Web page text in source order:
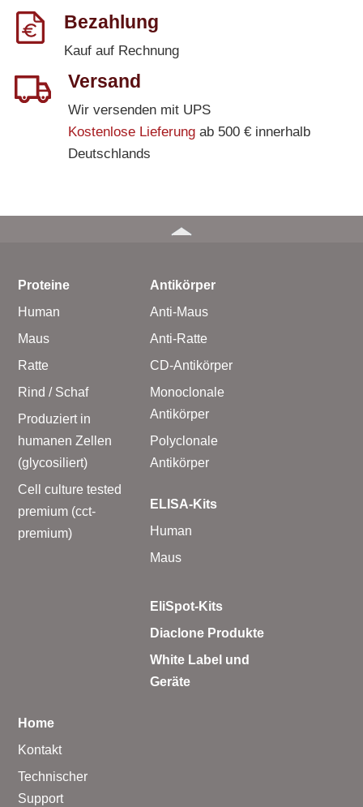
Bezahlung
Kauf auf Rechnung
Versand
Wir versenden mit UPS
Kostenlose Lieferungab 500 € innerhalb
Deutschlands
Proteine
Human
Maus
Ratte
Rind / Schaf
Produziert in
humanen Zellen
(glycosiliert)
Cell culture tested
premium (cct-
premium)
Antikörper
Anti-Maus
Anti-Ratte
CD-Antikörper
Monoclonale
Antikörper
Polyclonale
Antikörper
ELISA-Kits
Human
Maus
EliSpot-Kits
Diaclone Produkte
White Label und
Geräte
Home
Kontakt
Technischer
Support